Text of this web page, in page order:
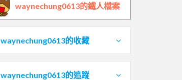
waynechung0613的鐵人檔案
waynechung0613的收藏
waynechung0613的追蹤